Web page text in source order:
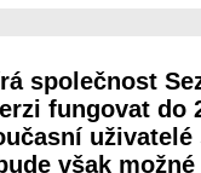
společnost
fungovat do
však